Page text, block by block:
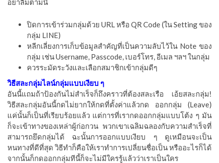
ปิดการเข้าร่วมกลุ่มด้วย URL หรือ QR Code (ใน Setting ของ
กลุ่ม LINE)
หลีกเลี่ยงการเก็บข้อมูลสำคัญที่เป็นความลับไว้ใน Note ของ
กลุ่ม เช่น Username, Passcode, เบอร์โทร, อีเมล ฯลฯ ในกลุ่ม
ควรระมัดระวังและเลือกสมาชิกเข้ากลุ่มดีๆ
วิธีสละกลุ่มไลน์กลุ่มแบบเงียบ ๆ
อันนี้แถมถ้าป้องกันไม่สำเร็จก็ถึงคราวที่ต้องสละเรือ เอ้ยสละกลุ่ม!
วิธีสละกลุ่มอันนี้กดไม่ยากให้กดที่ตั้งค่าแล้วกด ออกกลุ่ม (Leave)
แค่นั้นก็เป็นที่เรียบร้อยแล้ว แต่การที่เรากดออกกลุ่มแบบโต้ง ๆ มัน
ก็จะเข้าทางของเหล่าผู้ก่อกวน พวกเขาเฉลิมฉลองกับความสำเร็จที่
สามารถยึดกลุ่มได้ ฉะนั้นการออกแบบเงียบ ๆ ดูเหมือนจะเป็น
หนทางที่ดีที่สุด วิธีทำก็คือให้เราทำการเปลี่ยนชื่อเป็น หรืออะไรก็ได้
จากนั้นก็กดออกกลุ่มทีนี้ก็จะไม่มีใครรู้แล้วว่าเราเป็นใคร